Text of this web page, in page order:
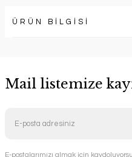
ÜRÜN BİLGİSİ
Mail listemize
E-postalarımızı almak için